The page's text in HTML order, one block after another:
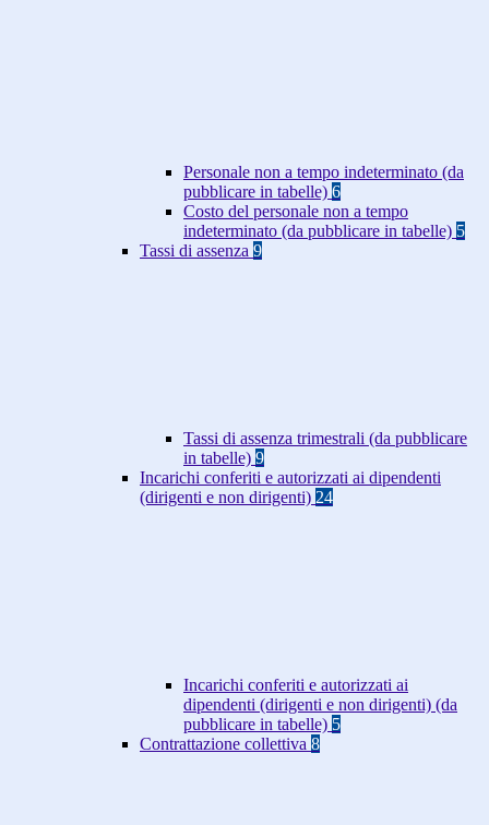
Personale non a tempo indeterminato (da
pubblicare in tabelle) 6
Costo del personale non a tempo
indeterminato (da pubblicare in tabelle) 5
Tassi di assenza 9
Tassi di assenza trimestrali (da pubblicare
in tabelle) 9
Incarichi conferiti e autorizzati ai dipendenti
(dirigenti e non dirigenti) 24
Incarichi conferiti e autorizzati ai
dipendenti (dirigenti e non dirigenti) (da
pubblicare in tabelle) 5
Contrattazione collettiva 8